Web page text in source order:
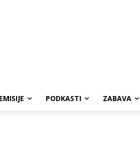
EMISIJE PODKASTI ZABAVA